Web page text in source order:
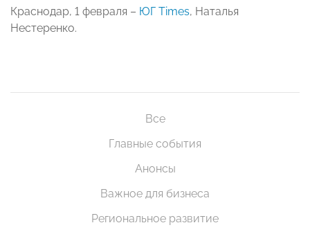
Краснодар, 1 февраля – ЮГ Times, Наталья
Нестеренко.
Все
Главные события
Анонсы
Важное для бизнеса
Региональное развитие